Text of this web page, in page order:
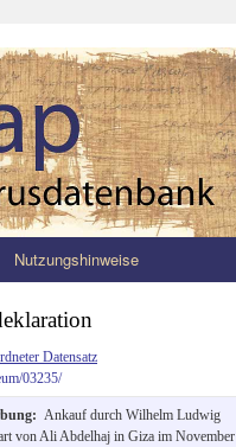
Nutzungshinweise
Datensatz
03235/
Ankauf durch Wilhelm Ludwig
von Ali Abdelhaj in Giza im November